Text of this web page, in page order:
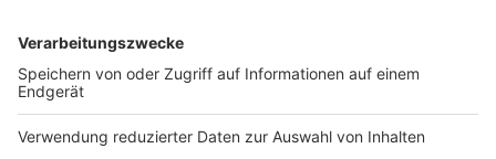
Services
Bauprojekt-Quiz
Häuser-Suche
Hausanbieter-Suche